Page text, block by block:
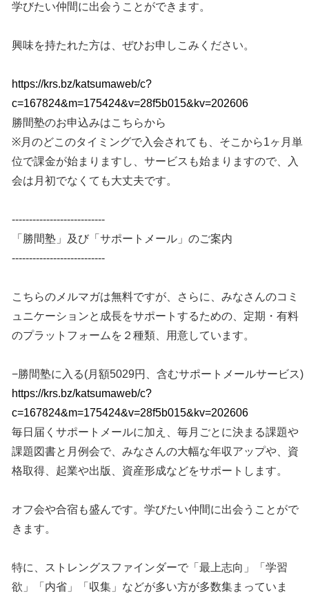
学びたい仲間に出会うことができます。
興味を持たれた方は、ぜひお申しこみください。
https://krs.bz/katsumaweb/c?
c=167824&m=175424&v=28f5b015&kv=202606
勝間塾のお申込みはこちらから
※月のどこのタイミングで入会されても、そこから1ヶ月単
位で課金が始まりますし、サービスも始まりますので、入
会は月初でなくても大丈夫です。
---------------------------
「勝間塾」及び「サポートメール」のご案内
---------------------------
こちらのメルマガは無料ですが、さらに、みなさんのコミ
ュニケーションと成長をサポートするための、定期・有料
のプラットフォームを２種類、用意しています。
−勝間塾に入る(月額5029円、含むサポートメールサービス)
https://krs.bz/katsumaweb/c?
c=167824&m=175424&v=28f5b015&kv=202606
毎日届くサポートメールに加え、毎月ごとに決まる課題や
課題図書と月例会で、みなさんの大幅な年収アップや、資
格取得、起業や出版、資産形成などをサポートします。
オフ会や合宿も盛んです。学びたい仲間に出会うことがで
きます。
特に、ストレングスファインダーで「最上志向」「学習
欲」「内省」「収集」などが多い方が多数集まっていま